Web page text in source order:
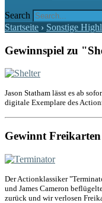
Search
Startseite › Sonstige
Gewinnspiel zu
Jason Statham lässt es ab
digitale Exemplare des
Gewinnt
Der Actionklassiker
und James Cameron
zurück und wir verlosen